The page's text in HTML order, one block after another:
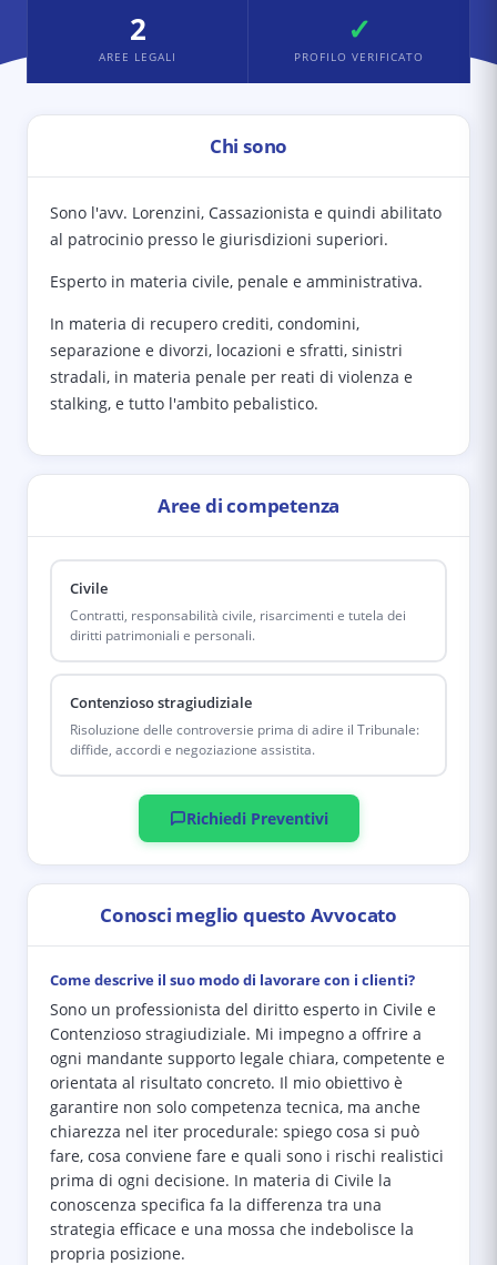
2
AREE LEGALI
✓
PROFILO VERIFICATO
Chi sono
Sono l'avv. Lorenzini, Cassazionista e quindi abilitato
al patrocinio presso le giurisdizioni superiori.
Esperto in materia civile, penale e amministrativa.
In materia di recupero crediti, condomini,
separazione e divorzi, locazioni e sfratti, sinistri
stradali, in materia penale per reati di violenza e
stalking, e tutto l'ambito pebalistico.
Aree di competenza
Civile
Contratti, responsabilità civile, risarcimenti e tutela dei
diritti patrimoniali e personali.
Contenzioso stragiudiziale
Risoluzione delle controversie prima di adire il Tribunale:
diffide, accordi e negoziazione assistita.
Richiedi Preventivi
Conosci meglio questo Avvocato
Come descrive il suo modo di lavorare con i clienti?
Sono un professionista del diritto esperto in Civile e
Contenzioso stragiudiziale. Mi impegno a offrire a
ogni mandante supporto legale chiara, competente e
orientata al risultato concreto. Il mio obiettivo è
garantire non solo competenza tecnica, ma anche
chiarezza nel iter procedurale: spiego cosa si può
fare, cosa conviene fare e quali sono i rischi realistici
prima di ogni decisione. In materia di Civile la
conoscenza specifica fa la differenza tra una
strategia efficace e una mossa che indebolisce la
propria posizione.